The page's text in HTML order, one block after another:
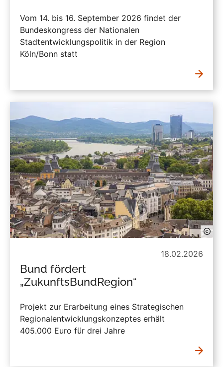
Vom 14. bis 16. September 2026 findet der
Bundeskongress der Nationalen
Stadtentwicklungspolitik in der Region
Köln/Bonn statt
18.02.2026
Bund fördert
„ZukunftsBundRegion“
Projekt zur Erarbeitung eines Strategischen
Regionalentwicklungskonzeptes erhält
405.000 Euro für drei Jahre